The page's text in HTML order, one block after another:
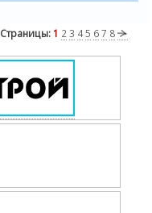
Страницы: 1 2 3 45 67 8